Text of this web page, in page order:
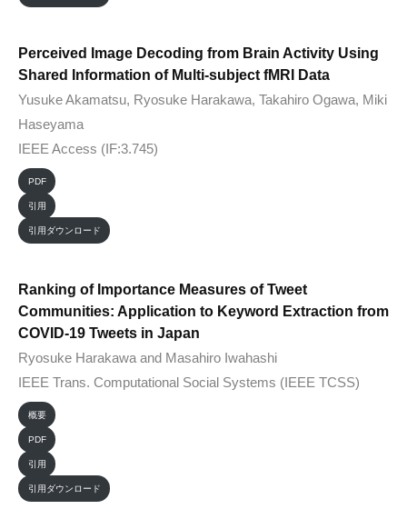
Perceived Image Decoding from Brain Activity Using
Shared Information of Multi-subject fMRI Data
Yusuke Akamatsu, Ryosuke Harakawa, Takahiro Ogawa, Miki
Haseyama
IEEE Access (IF:3.745)
PDF
引用
引用ダウンロード
Ranking of Importance Measures of Tweet
Communities: Application to Keyword Extraction from
COVID-19 Tweets in Japan
Ryosuke Harakawa and Masahiro Iwahashi
IEEE Trans. Computational Social Systems (IEEE TCSS)
概要
PDF
引用
引用ダウンロード